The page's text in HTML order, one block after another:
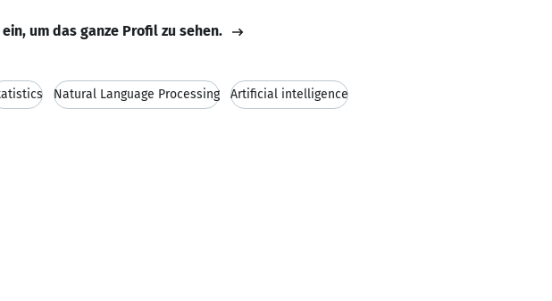
um das ganze Profil zu sehen.
Natural Language Processing Artificial intelligence